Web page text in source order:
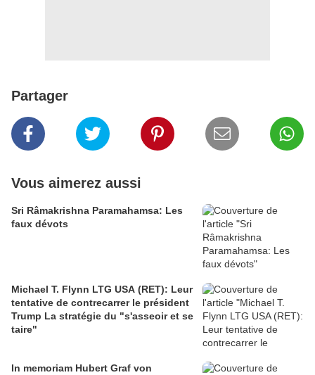
Partager
Vous aimerez aussi
Sri Râmakrishna Paramahamsa: Les
faux dévots
Michael T. Flynn LTG USA (RET): Leur
tentative de contrecarrer le président
Trump La stratégie du "s'asseoir et se
taire"
In memoriam Hubert Graf von